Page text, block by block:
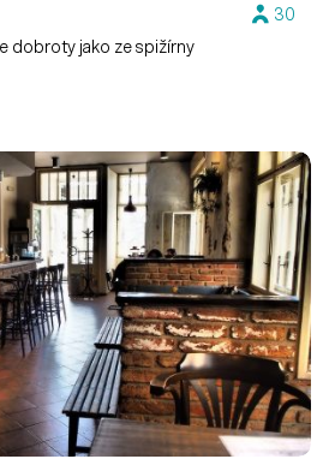
30
dobroty jako ze spižírny